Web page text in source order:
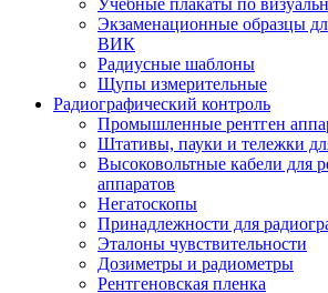
Учебные плакаты по
Экзаменационные образцы
ВИК
Радиусные шаблоны
Щупы измерительные
Радиографический контроль
Промышленные рентген
Штативы, пауки и тележки
Высоковольтные кабели для
аппаратов
Негатоскопы
Принадлежности для
Эталоны чувствительности
Дозиметры и радиометры
Рентгеновская пленка